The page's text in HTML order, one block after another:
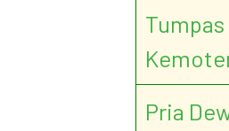
Tumpas
Pria